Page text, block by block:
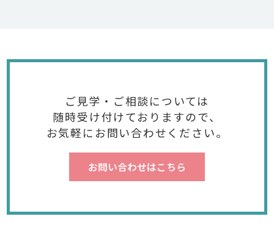
ご見学・ご相談については
随時受け付けておりますので、
お気軽にお問い合わせください。
お問い合わせはこちら